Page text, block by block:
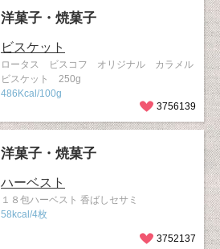
洋菓子・焼菓子
ビスケット
ロータス ビスコフ オリジナル カラメル
ビスケット 250g
486Kcal/100g
3756139
洋菓子・焼菓子
ハーベスト
１８包ハーベスト 香ばしセサミ
58kcal/4枚
3752137